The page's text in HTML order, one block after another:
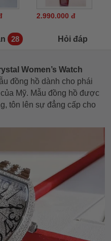
2.990.000 đ
28 Hỏi đáp
Women’s Watch
đồng hồ dành cho phái
Mỹ. Mẫu đồng hồ được
tôn lên sự đẳng cấp cho